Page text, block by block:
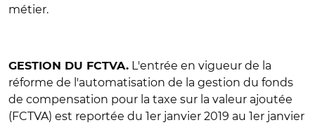
métier.
GESTION DU FCTVA. L'entrée en vigueur de la
réforme de l'automatisation de la gestion du fonds
de compensation pour la taxe sur la valeur ajoutée
(FCTVA) est reportée du 1er janvier 2019 au 1er janvier